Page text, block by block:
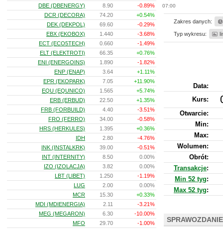
07:00
Zakres danych:
Typ wykresu:
Data:
Kurs:
Otwarcie:
Min:
Max:
Wolumen:
Obrót:
Transakcje:
Min 52 tyg:
Max 52 tyg:
DBE (DBENERGY)
8.90
-0.89%
DCR (DECORA)
74.20
+0.54%
DEK (DEKPOL)
69.60
-0.29%
EBX (EKOBOX)
1.440
-3.68%
ECT (ECO5TECH)
0.660
-1.49%
ELT (ELEKTROTI)
66.35
+0.76%
ENI (ENERGOINS)
1.890
-1.82%
ENP (ENAP)
3.64
+1.11%
EPR (EKOPARK)
7.05
+11.90%
EQU (EQUNICO)
1.565
+5.74%
ERB (ERBUD)
22.50
+1.35%
FRB (FORBUILD)
4.40
-3.51%
FRO (FERRO)
34.00
-0.58%
HRS (HERKULES)
1.395
+0.36%
IDH
2.80
-4.76%
INK (INSTALKRK)
39.00
-0.51%
INT (INTERNITY)
8.50
0.00%
IZO (IZOLACJA)
3.82
0.00%
LBT (LIBET)
1.250
-1.19%
LUG
2.00
0.00%
MCR
15.30
+0.33%
MDI (MDIENERGIA)
2.11
-3.21%
MEG (MEGARON)
6.30
-10.00%
MFO
29.70
-1.00%